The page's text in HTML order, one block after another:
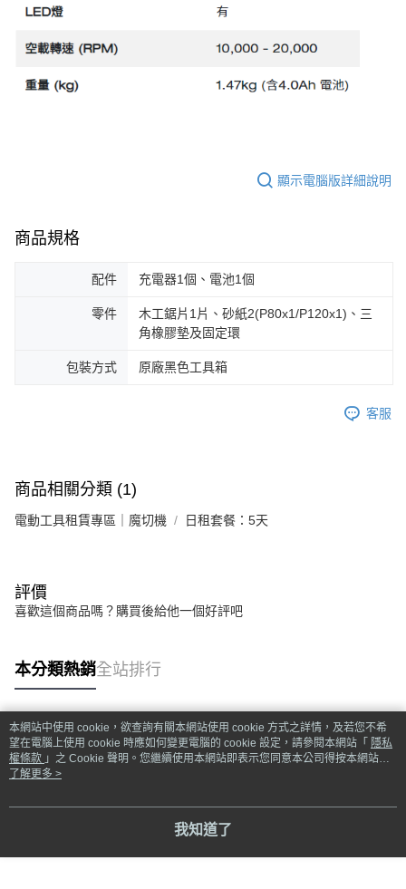
顯示電腦版詳細說明
商品規格
配件 充電器1個、電池1個
零件
木工鋸片1片、砂紙2(P80x1/P120x1)、三
角橡膠墊及固定環
包裝方式 原廠黑色工具箱
客服
商品相關分類 (1)
電動工具租賃專區｜魔切機 日租套餐：5天
評價
喜歡這個商品嗎？購買後給他一個好評吧
本分類熱銷全站排行
熱門標籤
本網站中使用 cookie，欲查詢有關本網站使用 cookie 方式之詳情，及若您不希
望在電腦上使用 cookie 時應如何變更電腦的 cookie 設定，請參閱本網站「 隱私
權條款 」之 Cookie 聲明。您繼續使用本網站即表示您同意本公司得按本網站使
用條款之 Cookie 聲明使用 cookie。
了解更多 >
我知道了